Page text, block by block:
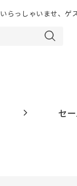
いらっしゃいませ、
セ